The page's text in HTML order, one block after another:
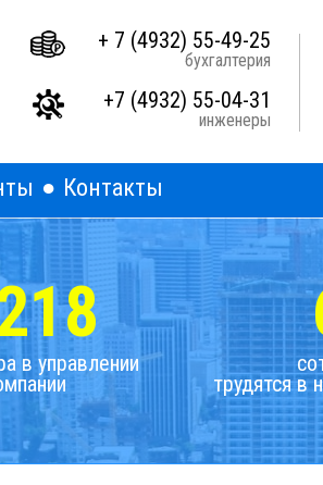
+ 7 (4932) 55-49-25
бухгалтерия
+7 (4932) 55-04-31
инженеры
Контакты
в управлении
трудятся в